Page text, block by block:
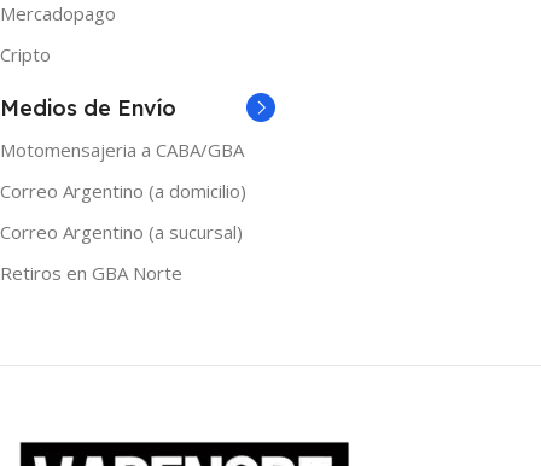
Mercadopago
Cripto
Medios de Envío
Motomensajeria a CABA/GBA
Correo Argentino (a domicilio)
Correo Argentino (a sucursal)
Retiros en GBA Norte